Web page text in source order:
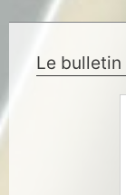
Le bulletin